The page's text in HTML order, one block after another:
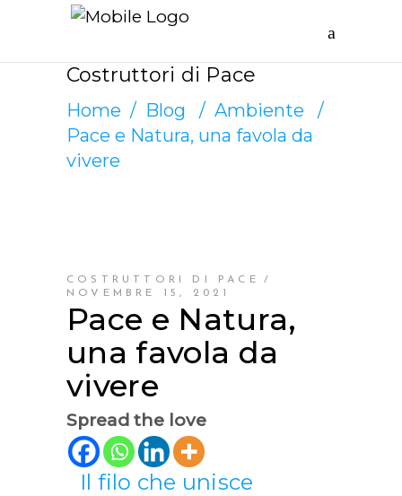
Costruttori di Pace
Home / Blog / Ambiente
/
Pace e Natura, una favola da
vivere
COSTRUTTORI DI PACE
NOVEMBRE 15, 2021
Pace e Natura,
una favola da
vivere
Spread the love
Il filo che unisce